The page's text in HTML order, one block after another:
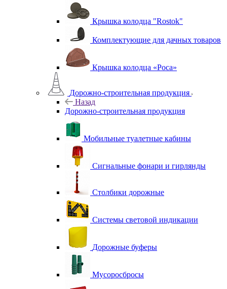
Крышка колодца "Rostok"
Комплектующие для дачных товаров
Крышка колодца «Роса»
Дорожно-строительная продукция
Назад
Дорожно-строительная продукция
Мобильные туалетные кабины
Сигнальные фонари и гирлянды
Столбики дорожные
Системы световой индикации
Дорожные буферы
Мусоросбросы